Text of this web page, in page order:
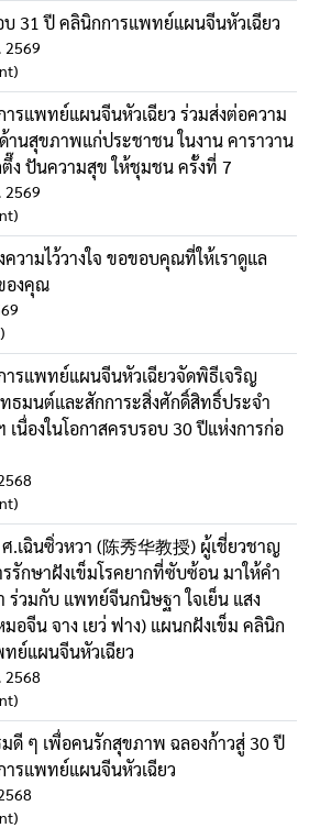
บ 31 ปี คลินิกการแพทย์แผนจีนหัวเฉียว
2569
รแพทย์แผนจีนหัวเฉียว ร่วมส่งต่อความ
านสุขภาพแก่ประชาชน ในงาน คาราวาน
ง ปันความสุข ให้ชุมชน ครั้งที่ 7
2569
วามไว้วางใจ ขอขอบคุณที่ให้เราดูแล
องคุณ
ารแพทย์แผนจีนหัวเฉียวจัดพิธีเจริญ
ธมนต์และสักการะสิ่งศักดิ์สิทธิ์ประจำ
เนื่องในโอกาสครบรอบ 30 ปีแห่งการก่อ
.เฉินซิ่วหวา (陈秀华教授) ผู้เชี่ยวชาญ
รักษาฝังเข็มโรคยากที่ซับซ้อน มาให้คำ
ร่วมกับ แพทย์จีนกนิษฐา ใจเย็น แสง
อจีน จาง เยว่ ฟาง) แผนกฝังเข็ม คลินิก
ย์แผนจีนหัวเฉียว
2568
ดี ๆ เพื่อคนรักสุขภาพ ฉลองก้าวสู่ 30 ปี
ารแพทย์แผนจีนหัวเฉียว